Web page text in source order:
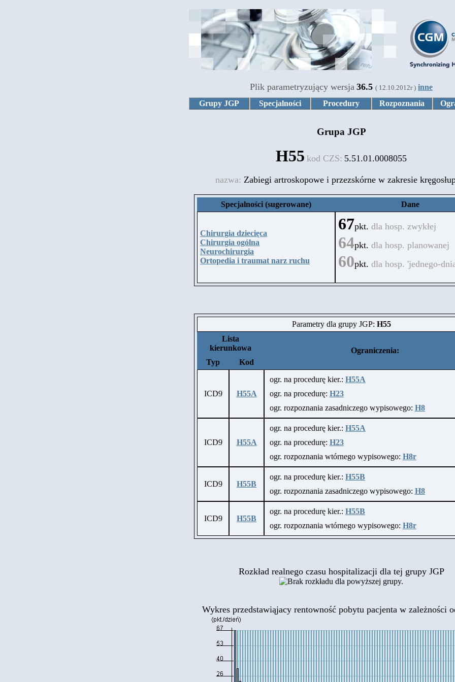
Plik parametryzujący wersja 36.5 ( 12.10.2012r ) inne
Grupy JGP
Specjalności Procedury Rozpoznania
Grupa JGP
H55 kod CZS: 5.51.01.0008055
nazwa: Zabiegi artroskopowe i przezskórne w zakresie
Specjalności (sugerowane) Dane
Chirurgia dziecięca
Chirurgia ogólna
Neurochirurgia
Ortopedia i traumat narz ruchu
67pkt. dla hosp. zwykłej
64pkt. dla hosp. planowanej
60pkt. dla hosp. 'jednego-
Parametry dla grupy JGP: H55
Lista
kierunkowa
Ograniczenia:
Typ
Kod
ICD9 H55A
ogr. na procedurę kier.: H55A
ogr. na procedurę: H23
ogr. rozpoznania zasadniczego wypisowego: H8
ICD9 H55A
ogr. na procedurę kier.: H55A
ogr. na procedurę: H23
ogr. rozpoznania wtórnego wypisowego: H8r
ICD9 H55B
ogr. na procedurę kier.: H55B
ogr. rozpoznania zasadniczego wypisowego: H8
ICD9 H55B
ogr. na procedurę kier.: H55B
ogr. rozpoznania wtórnego wypisowego: H8r
Rozkład realnego czasu hospitalizacji dla tej grupy JGP
Wykres przedstawiąjacy rentowność pobytu pacjenta w zależności